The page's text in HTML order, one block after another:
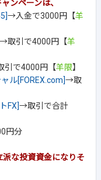
ンペーンは、
→入金で3000円【羊
→取引で4000円【羊
引で4000円【羊限】
ル[FOREX.com]→取
FX]→取引で合計
円分
な投資資金になりそ